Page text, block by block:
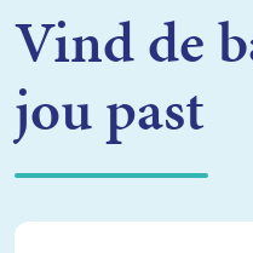
Vind de
jou past